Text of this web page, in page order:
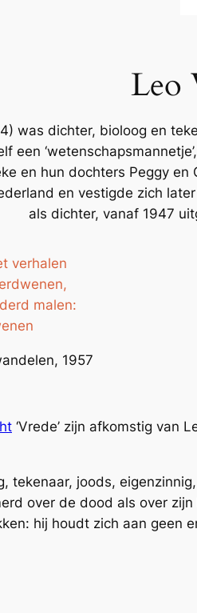
Leo
was dichter, bioloog en
een
en hun dochters Peggy
en vestigde zich
als dichter, vanaf 1947
verhalen
malen:
1957
‘Vrede’ zijn afkomstig van
tekenaar, joods,
over de dood als over
hij houdt zich aan geen